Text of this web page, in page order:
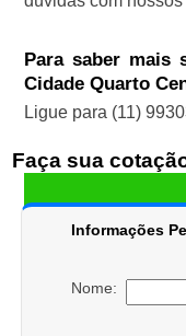
Para saber mais
Cidade Quarto
Ligue para (11)
Faça sua
Informações
Nome: